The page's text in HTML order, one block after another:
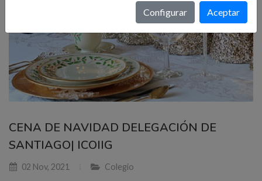
CENA DE NAVIDAD DELEGACIÓN DE
SANTIAGO| ICOIIG
02 Nov, 2021 Colegio
Configurar Aceptar